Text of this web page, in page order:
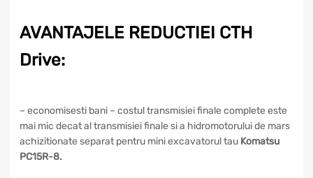
AVANTAJELE REDUCTIEI CTH
Drive:
– economisesti bani – costul transmisiei finale complete este
mai mic decat al transmisiei finale si a hidromotorului de mars
achizitionate separat pentru mini excavatorul tau Komatsu
PC15R-8.